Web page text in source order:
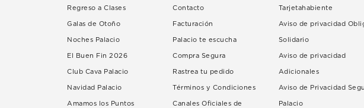
Regreso a Clases
Galas de Otoño
Noches Palacio
El Buen Fin 2026
Club Cava Palacio
Navidad Palacio
Amamos los Puntos
Contacto
Facturación
Palacio te escucha
Compra Segura
Rastrea tu pedido
Términos y Condiciones
Canales Oficiales de
Tarjetahabiente
Aviso de privacidad
Solidario
Aviso de privacidad
Adicionales
Aviso de Privacidad
Palacio